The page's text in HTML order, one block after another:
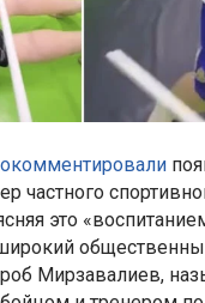
частного
это
Мирзавалиев,